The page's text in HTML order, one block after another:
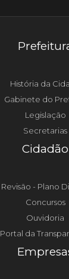
História da
Gabinete do
Legislação
Secretarias
Cidadão
Revisão - Plano
Concursos
Ouvidoria
Portal da